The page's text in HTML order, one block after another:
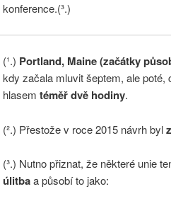
konference.(³.)
(¹.) Portland, Maine (začátky
kdy začala mluvit šeptem, ale poté,
hlasem téměř dvě hodiny.
(².) Přestože v roce 2015 návrh byl
(³.) Nutno přiznat, že některé unie
úlitbaa působí to jako: